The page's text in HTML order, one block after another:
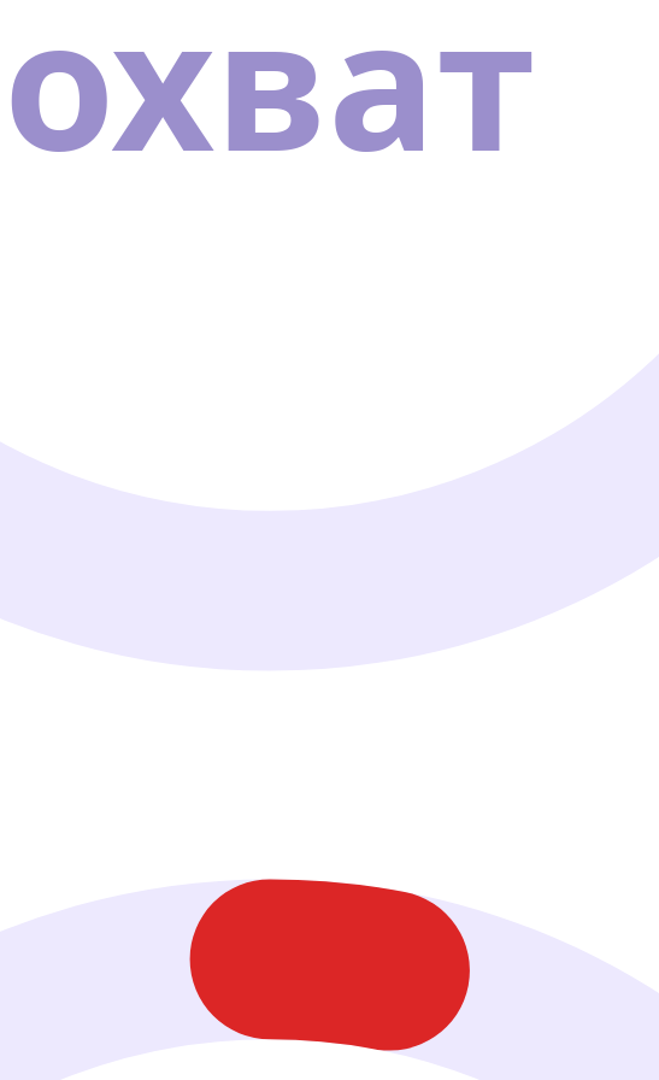
охват